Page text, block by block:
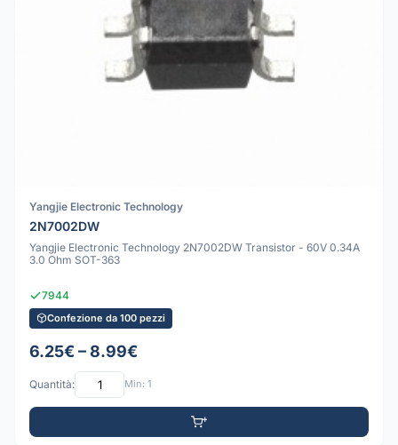
Yangjie Electronic Technology
2N7002DW
Yangjie Electronic Technology 2N7002DW Transistor - 60V 0.34A
3.0 Ohm SOT-363
7944
Confezione da 100 pezzi
6.25€ – 8.99€
Quantità: Min: 1